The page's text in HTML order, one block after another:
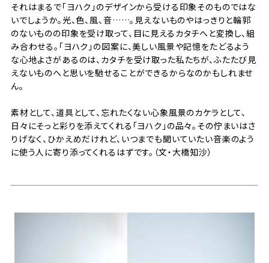
それはまるで「ヨハク」のデザインから受ける印象そのものではな
いでしょうか。光、色、風、音……。見えないものやはっきりと輪郭
のないものの印象を受け取って、目に見えるカタチへと変換し、組
み合わせる。「ヨハク」の図案に、美しい風景や記憶をたどるよう
な心地よさがあるのは、カタチを受け取った私たちが、ふたたび見
えないものへと思いを馳せることができるからなのかもしれませ
ん。
素材として、道具として、忘れたくない心象風景のカケラとして、
日々にそっと彩りを添えてくれる「ヨハク」の品々。その佇まいはさ
りげなく、ひかえめだけれど、いつまでも聞いていたい音楽のよう
に使う人に寄り添ってくれるはずです。（文・大橋知沙）